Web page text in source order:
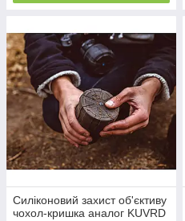
Силіконовий захист об'єктиву
чохол-кришка аналог KUVRD